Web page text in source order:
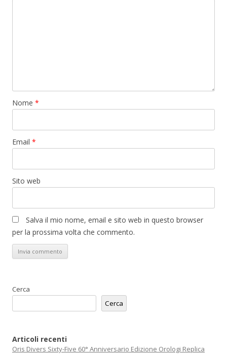
Nome *
Email *
Sito web
Salva il mio nome, email e sito web in questo browser
per la prossima volta che commento.
Cerca
Cerca
Articoli recenti
Oris Divers Sixty-Five 60° Anniversario Edizione Orologi Replica